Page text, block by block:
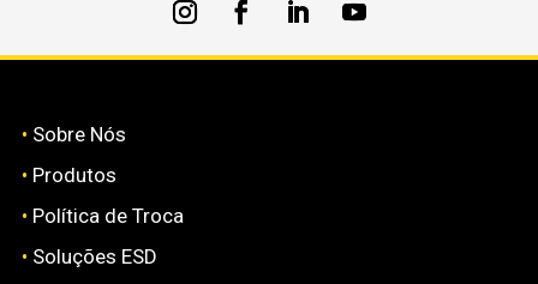
• Sobre Nós
• Produtos
• Política de Troca
• Soluções ESD